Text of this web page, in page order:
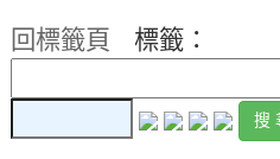
回標籤頁
標籤：